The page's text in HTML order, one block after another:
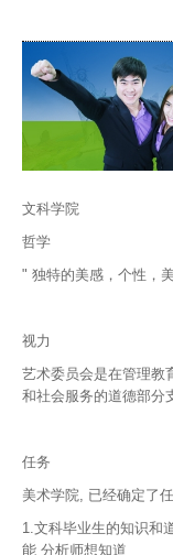
文科学院
哲学
" 独特的美感，个性，
视力
艺术委员会是在管理教
和社会服务的道德部分
任务
美术学院, 已经确定了任
1.文科毕业生的知识和
能 分析师想知道